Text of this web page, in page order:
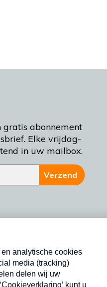
gratis abonnement
Elke vrijdag-
in uw mailbox.
Verzend
op onze